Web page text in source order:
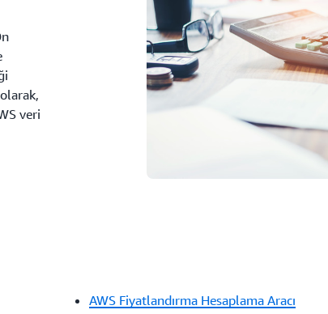
veri
AWS Fiyatlandırma Hesaplama Aracı